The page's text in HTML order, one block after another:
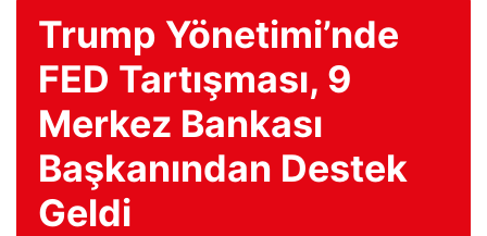
Trump Yönetimi’nde
FED Tartışması, 9
Merkez Bankası
Başkanından Destek
Geldi